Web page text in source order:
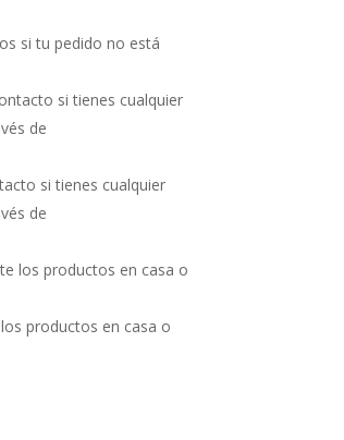
si tu pedido no está
si tienes cualquier
de
productos en casa o